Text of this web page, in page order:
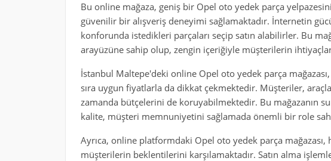
Bu online mağaza, geniş bir Opel oto yedek parça
güvenilir bir alışveriş deneyimi sağlamaktadır. İnternetin
konforunda istedikleri parçaları seçip satın alabilirler. Bu
arayüzüne sahip olup, zengin içeriğiyle müşterilerin
İstanbul Maltepe'deki online Opel oto yedek parça
sıra uygun fiyatlarla da dikkat çekmektedir. Müşteriler,
zamanda bütçelerini de koruyabilmektedir. Bu mağazanın
kalite, müşteri memnuniyetini sağlamada önemli bir role
Ayrıca, online platformdaki Opel oto yedek parça mağazası,
müşterilerin beklentilerini karşılamaktadır. Satın alma